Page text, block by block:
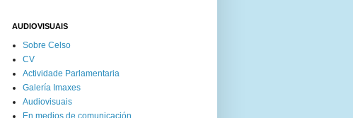
AUDIOVISUAIS
Sobre Celso
CV
Actividade Parlamentaria
Galería Imaxes
Audiovisuais
En medios de comunicación